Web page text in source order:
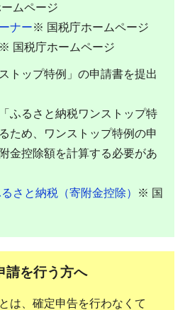
ムページ
ナー※ 国税庁ホームページ
※ 国税庁ホームページ
トップ特例」の申請書を提出
ふるさと納税ワンストップ特
ため、ワンストップ特例の申
金控除額を計算する必要があ
さと納税（寄附金控除）
※ 国
請を行う方へ
は、確定申告を行わなくて